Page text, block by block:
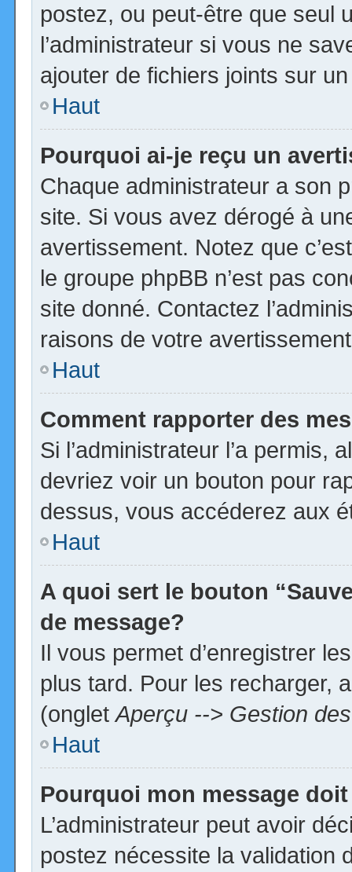
postez, ou peut-être que seul
l’administrateur si vous ne
ajouter de fichiers joints sur
Haut
Pourquoi ai-je reçu un
Chaque administrateur a son
site. Si vous avez dérogé à
avertissement. Notez que
le groupe phpBB n’est pas
site donné. Contactez
raisons de votre
Haut
Comment rapporter des
Si l’administrateur l’a permis,
devriez voir un bouton pour
dessus, vous accéderez aux
Haut
A quoi sert le bouton
de message?
Il vous permet d’enregistrer
plus tard. Pour les recharger,
(ongletAperçu --> Gestion
Haut
Pourquoi mon message
L’administrateur peut avoir
postez nécessite la validation